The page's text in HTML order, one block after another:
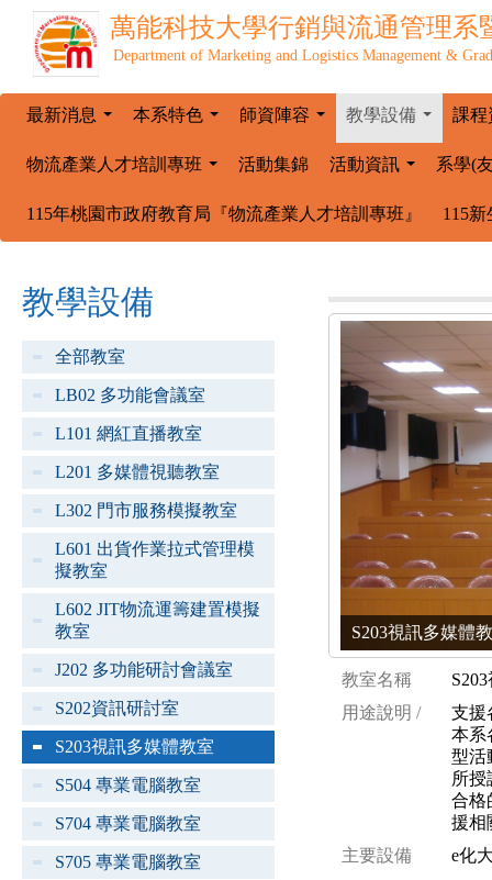
萬能科技大學行銷與流通管理系
Department of Marketing and Logistics Management &
最新消息 本系特色 師資陣容 教學設備 課程
物流產業人才培訓專班 活動集錦 活動資訊 系學(
115年桃園市政府教育局『物流產業人才培訓專班』 115
教學設備
全部教室
LB02 多功能會議室
L101 網紅直播教室
L201 多媒體視聽教室
L302 門市服務模擬教室
L601 出貨作業拉式管理模
擬教室
L602 JIT物流運籌建置模擬
教室
J202 多功能研討會議室
S202資訊研討室
S203視訊多媒體教室
S504 專業電腦教室
S704 專業電腦教室
S705 專業電腦教室
S203視訊多媒體
教室名稱
用途說明 /
支援
本系
型活
所授
合格
援相
主要設備
e化